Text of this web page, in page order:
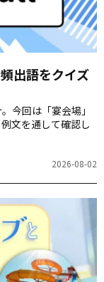
出語をクイズ
今回は「宴会場」
文を通して確認し
2026-08-02